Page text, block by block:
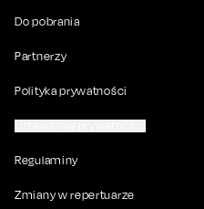
Do pobrania
Partnerzy
Polityka prywatności
Regulaminy
Zmiany w repertuarze